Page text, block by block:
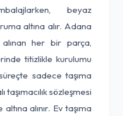
beyaz
altına alır. Adana
alınan her bir parça,
titizlikle kurulumu
sadece taşıma
sözleşmesi
alınır. Ev taşıma